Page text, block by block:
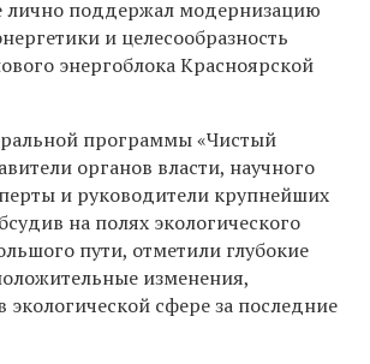
лично поддержал модернизацию
и целесообразность
энергоблока Красноярской
программы «Чистый
органов власти, научного
и руководители крупнейших
на полях экологического
пути, отметили глубокие
изменения,
сфере за последние